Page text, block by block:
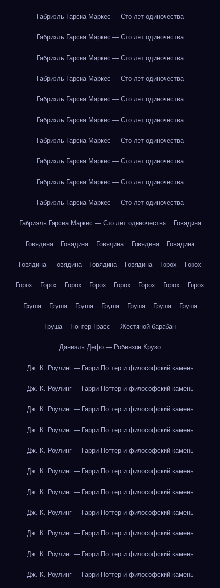
Габриэль Гарсиа Маркес — Сто лет одиночества
Габриэль Гарсиа Маркес — Сто лет одиночества
Габриэль Гарсиа Маркес — Сто лет одиночества
Габриэль Гарсиа Маркес — Сто лет одиночества
Габриэль Гарсиа Маркес — Сто лет одиночества
Габриэль Гарсиа Маркес — Сто лет одиночества
Габриэль Гарсиа Маркес — Сто лет одиночества
Габриэль Гарсиа Маркес — Сто лет одиночества
Габриэль Гарсиа Маркес — Сто лет одиночества
Габриэль Гарсиа Маркес — Сто лет одиночества
Габриэль Гарсиа Маркес — Сто лет одиночества Говядина
Говядина Говядина Говядина Говядина Говядина
Говядина Говядина Говядина Говядина Горох Горох
Горох Горох Горох Горох Горох Горох Горох Горох
Груша Груша Груша Груша Груша Груша Груша
Груша Гюнтер Грасс — Жестяной барабан
Даниэль Дефо — Робинзон Крузо
Дж. К. Роулинг — Гарри Поттер и философский камень
Дж. К. Роулинг — Гарри Поттер и философский камень
Дж. К. Роулинг — Гарри Поттер и философский камень
Дж. К. Роулинг — Гарри Поттер и философский камень
Дж. К. Роулинг — Гарри Поттер и философский камень
Дж. К. Роулинг — Гарри Поттер и философский камень
Дж. К. Роулинг — Гарри Поттер и философский камень
Дж. К. Роулинг — Гарри Поттер и философский камень
Дж. К. Роулинг — Гарри Поттер и философский камень
Дж. К. Роулинг — Гарри Поттер и философский камень
Дж. К. Роулинг — Гарри Поттер и философский камень